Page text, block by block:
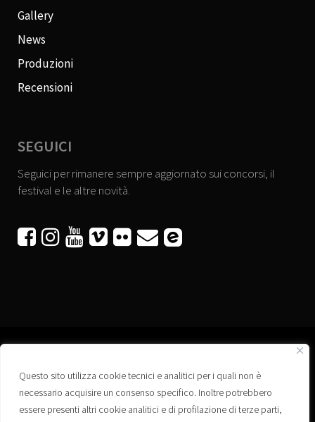
Questo sito utilizza cookie tecnici e analitici per i quali non è
necessario acquisire un consenso specifico. Inoltre potrebbero
essere presenti altri cookie analitici e di profilazione di terze parti,
Gallery
News
Produzioni
Recensioni
SEGUICI
Seguici per rimanere sempre aggiornato sui concorsi, il
festival e le altre novità.
     
Associazione “Corti a Ponte” APS
Via Wagner, 42 - 35020 Ponte San Nicolò (PD)
C.F. 92223660280